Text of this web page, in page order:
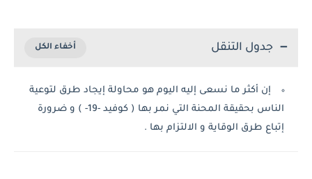
جدول التنقل
إن أكثر ما نسعى إليه اليوم هو محاولة إيجاد طرق لتوعية
الناس بحقيقة المحنة التي نمر بها ( كوفيد -19- ) و ضرورة
إتباع طرق الوقاية و الالتزام بها .